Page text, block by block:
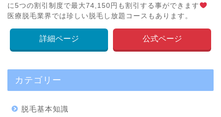
に5つの割引制度で最大74,150円も割引する事ができます
医療脱毛業界では珍しい脱毛し放題コースもあります。
詳細ページ 公式ページ
カテゴリー
脱毛基本知識